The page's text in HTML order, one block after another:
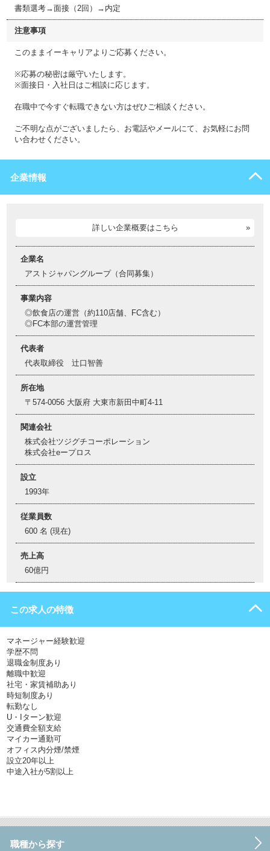
書類選考→面接（2回）→内定
注意事項
このままイーキャリアよりご応募ください。
※応募の秘密は厳守いたします。
※面接日・入社日はご相談に応じます。
在職中で今すぐ転職できない方はぜひご相談ください。
ご不明な点がございましたら、お電話やメールにて、お気軽にお問
い合わせください。
企業情報
詳しい企業概要はこちら
企業名
アストジャパングループ（合同募集）
事業内容
◎飲食店の運営（約110店舗、FC含む）
◎FC本部の運営管理
代表者
代表取締役 辻口智善
所在地
〒574-0056 大阪府 大東市新田中町4-11
関連会社
株式会社ツジグチコーポレーション
株式会社eープロス
設立
1993年
従業員数
600 名 (現在)
売上高
60億円
この求人の特徴
マネージャー経験歓迎
学歴不問
退職金制度あり
離職中歓迎
社宅・家賃補助あり
時短制度あり
転勤なし
U・Iターン歓迎
交通費全額支給
マイカー通勤可
オフィス内分煙/禁煙
設立20年以上
中途入社が5割以上
職種から探す